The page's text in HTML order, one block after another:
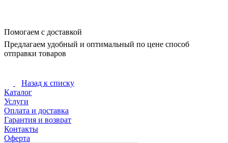
Помогаем с доставкой
Предлагаем удобный и оптимальный по цене способ
отправки товаров
Назад к списку
Каталог
Услуги
Оплата и доставка
Гарантия и возврат
Контакты
Оферта